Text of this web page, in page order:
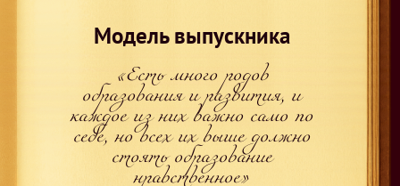
Модель выпускника
«Есть много родов
образования и развития, и
каждое из них важно само по
себе, но всех их выше должно
стоять образование
нравственное»